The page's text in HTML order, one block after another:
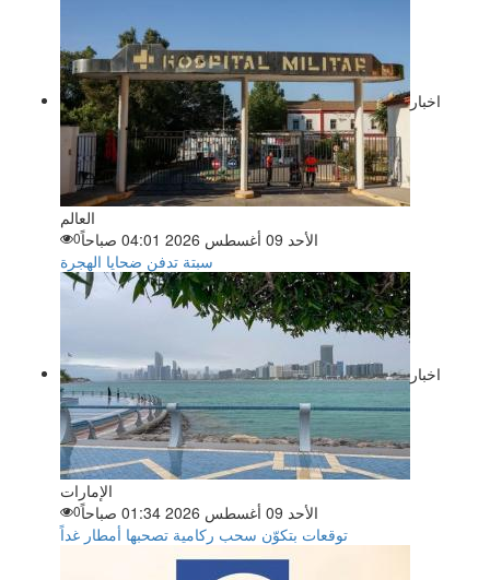
اخبار
العالم
الأحد 09 أغسطس 2026 04:01 صباحاً
0
سبتة تدفن ضحايا الهجرة
اخبار
الإمارات
الأحد 09 أغسطس 2026 01:34 صباحاً
0
توقعات بتكوّن سحب ركامية تصحبها أمطار غداً